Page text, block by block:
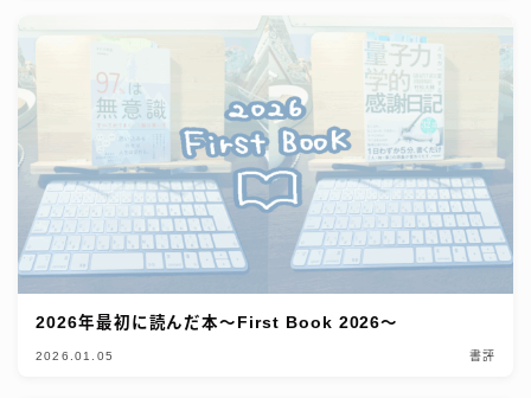
2026年最初に読んだ本〜First Book 2026〜
2026.01.05 書評